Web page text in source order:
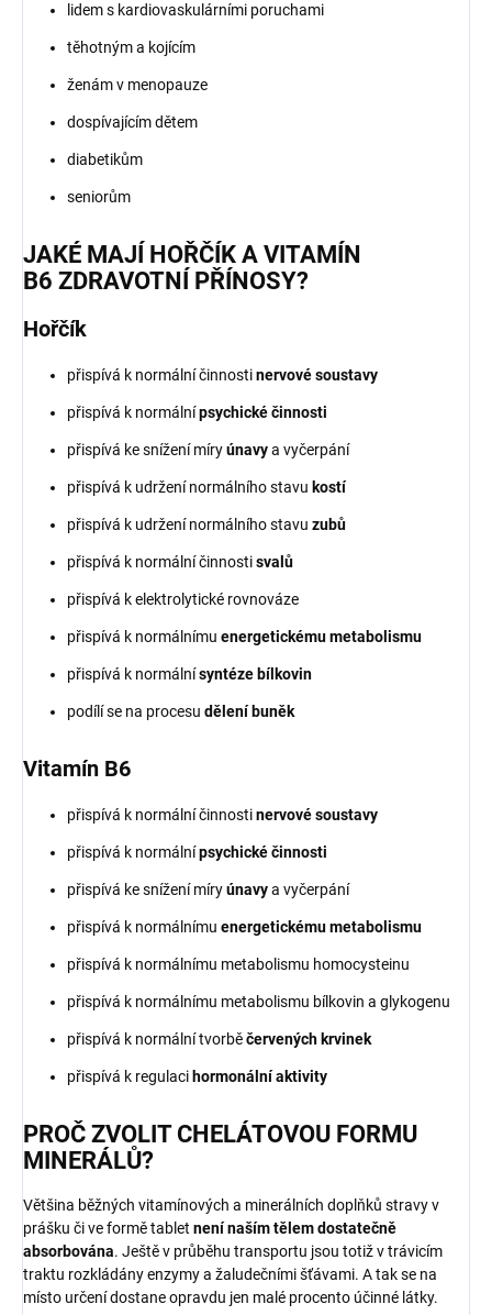
lidem s kardiovaskulárními poruchami
těhotným a kojícím
ženám v menopauze
dospívajícím dětem
diabetikům
seniorům
JAKÉ MAJÍ HOŘČÍK A VITAMÍN
B6 ZDRAVOTNÍ PŘÍNOSY?
Hořčík
přispívá k normální činnostinervové soustavy
přispívá k normálnípsychické činnosti
přispívá ke snížení míryúnavya vyčerpání
přispívá k udržení normálního stavu kostí
přispívá k udržení normálního stavu zubů
přispívá k normální činnostisvalů
přispívá k elektrolytické rovnováze
přispívá k normálnímu energetickému metabolismu
přispívá k normálnísyntéze bílkovin
podílí se na procesu dělení buněk
Vitamín B6
přispívá k normální činnostinervové soustavy
přispívá k normálnípsychické činnosti
přispívá ke snížení míryúnavya vyčerpání
přispívá k normálnímu energetickému metabolismu
přispívá k normálnímu metabolismu homocysteinu
přispívá k normálnímu metabolismu bílkovin a glykogenu
přispívá k normální tvorběčervených krvinek
přispívá k regulaci hormonální aktivity
PROČ ZVOLIT CHELÁTOVOU FORMU
MINERÁLŮ?
Většina běžných vitamínových a minerálních doplňků stravy v
prášku či ve formě tablet není naším tělem dostatečně
absorbována. Ještě v průběhu transportu jsou totiž v trávicím
traktu rozkládány enzymy a žaludečními šťávami. A tak se na
místo určení dostane opravdu jen malé procento účinné látky.